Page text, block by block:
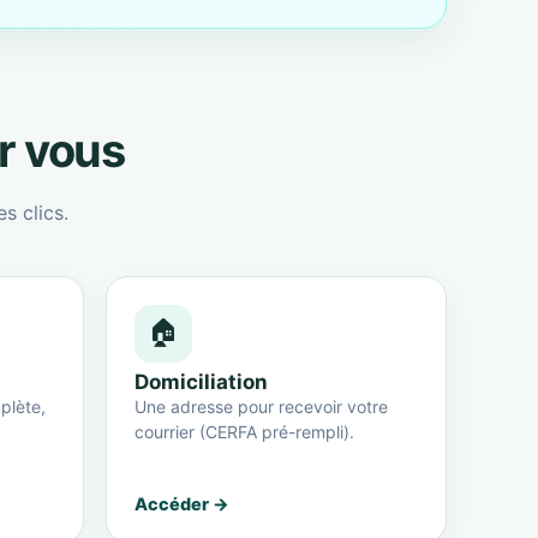
vous
clics.
🏠
Domiciliation
Une adresse pour recevoir votre
courrier (CERFA pré-rempli).
Accéder →